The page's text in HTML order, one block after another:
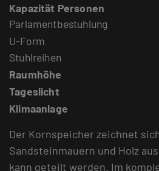
Kapazität Personen
Parlamentbestuhlung
U-Form
Stuhlreihen
Raumhöhe
Tageslicht
Klimaanlage
Der Kornspeicher zeichnet
Sandsteinmauern und Holz
kann geteilt werden. Im